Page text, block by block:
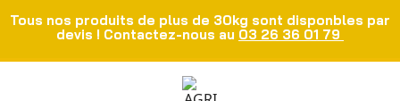
Tous nos produits de plus de 30kg sont disponbles par
devis ! Contactez-nous au 03 26 36 01 79